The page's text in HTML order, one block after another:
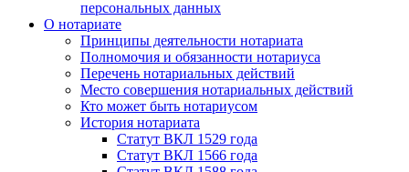
персональных данных
О нотариате
Принципы деятельности нотариата
Полномочия и обязанности нотариуса
Перечень нотариальных действий
Место совершения нотариальных действий
Кто может быть нотариусом
История нотариата
Статут ВКЛ 1529 года
Статут ВКЛ 1566 года